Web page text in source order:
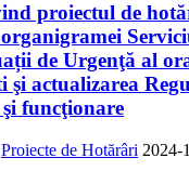
proiectul de
de Urgenţă al
şi actualizarea
funcţionare
Proiecte de Hotărâri 2024-